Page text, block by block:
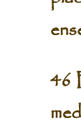
46